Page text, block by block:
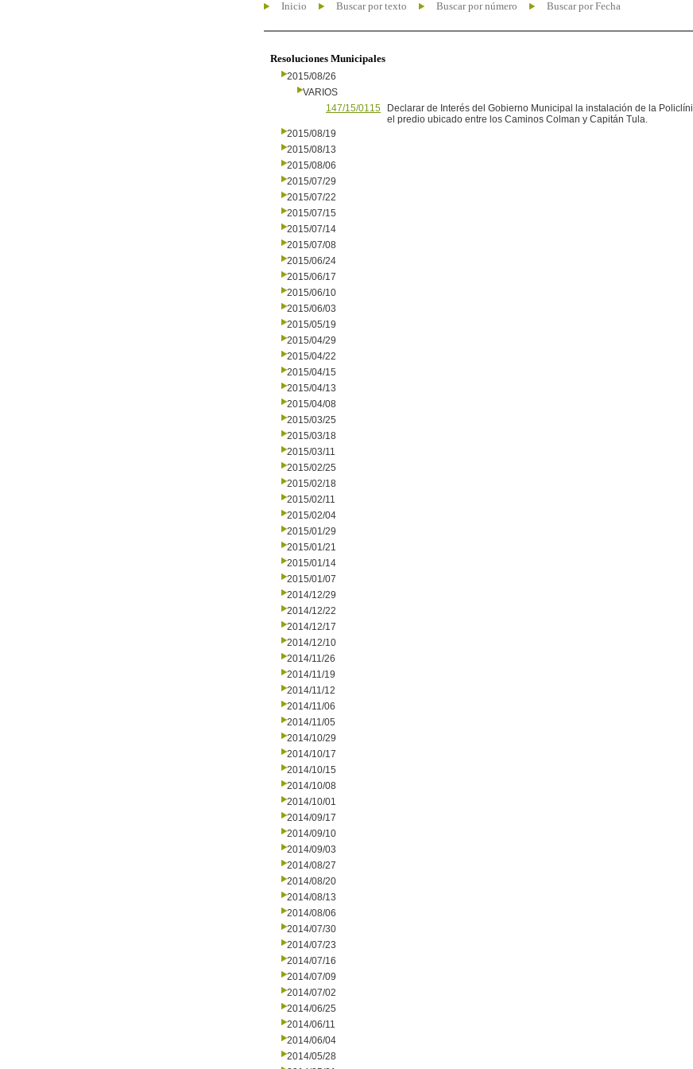
Inicio Buscar por texto Buscar por número Buscar por Fecha
Resoluciones Municipales
2015/08/26
VARIOS
147/15/0115
Declarar de Interés del Gobierno Municipal la instalación de la
el predio ubicado entre los Caminos Colman y Capitán Tula.
2015/08/19
2015/08/13
2015/08/06
2015/07/29
2015/07/22
2015/07/15
2015/07/14
2015/07/08
2015/06/24
2015/06/17
2015/06/10
2015/06/03
2015/05/19
2015/04/29
2015/04/22
2015/04/15
2015/04/13
2015/04/08
2015/03/25
2015/03/18
2015/03/11
2015/02/25
2015/02/18
2015/02/11
2015/02/04
2015/01/29
2015/01/21
2015/01/14
2015/01/07
2014/12/29
2014/12/22
2014/12/17
2014/12/10
2014/11/26
2014/11/19
2014/11/12
2014/11/06
2014/11/05
2014/10/29
2014/10/17
2014/10/15
2014/10/08
2014/10/01
2014/09/17
2014/09/10
2014/09/03
2014/08/27
2014/08/20
2014/08/13
2014/08/06
2014/07/30
2014/07/23
2014/07/16
2014/07/09
2014/07/02
2014/06/25
2014/06/11
2014/06/04
2014/05/28